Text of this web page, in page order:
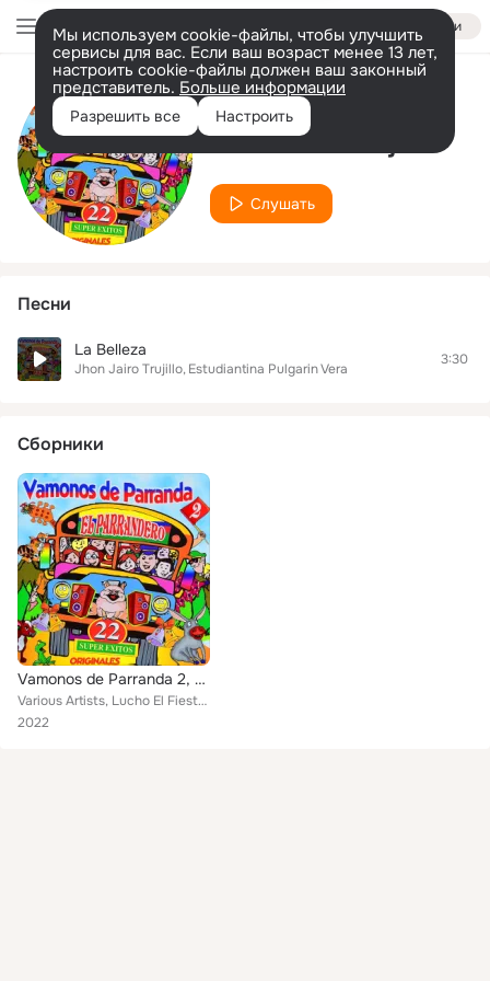
Войти
Мы используем cookie-файлы, чтобы улучшить
сервисы для вас. Если ваш возраст менее 13 лет,
настроить cookie-файлы должен ваш законный
представитель. Больше информации
Разрешить все Настроить
Исполнитель
Jhon Jairo Trujillo
Слушать
Песни
La Belleza
Jhon Jairo Trujillo Estudiantina Pulgarin Vera
3:30
Сборники
Vamonos de Parranda 2, El Parrandero 22, Super Exitos Originales
Various Artists, Lucho El Fiestero, Pedro Osorio y su Conjunto, José A. Bedoya, Vicente Munoz y su Conjunto, Los nenes de la par...
2022